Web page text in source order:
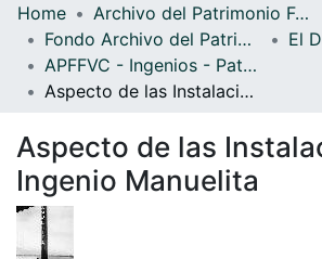
Home
Archivo del Patrimonio Fotográfico y Fílmico del Valle del Cauca
Fondo Archivo del Patrimonio Fotográfico y Fílmico del Valle del Cauca
El
APFFVC - Ingenios - Patrimonial
Aspecto de las Instalaciones del Ingenio Manuelita
Aspecto de las
Ingenio Manuelita